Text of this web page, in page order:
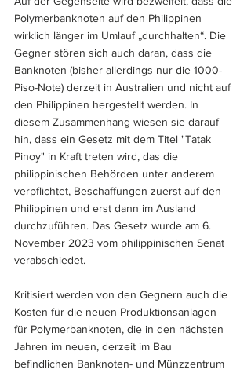
Polymerbanknoten auf den Philippinen
wirklich länger im Umlauf „durchhalten“. Die
Gegner stören sich auch daran, dass die
Banknoten (bisher allerdings nur die 1000-
Piso-Note) derzeit in Australien und nicht auf
den Philippinen hergestellt werden. In
diesem Zusammenhang wiesen sie darauf
hin, dass ein Gesetz mit dem Titel "Tatak
Pinoy" in Kraft treten wird, das die
philippinischen Behörden unter anderem
verpflichtet, Beschaffungen zuerst auf den
Philippinen und erst dann im Ausland
durchzuführen. Das Gesetz wurde am 6.
November 2023 vom philippinischen Senat
verabschiedet.
Kritisiert werden von den Gegnern auch die
Kosten für die neuen Produktionsanlagen
für Polymerbanknoten, die in den nächsten
Jahren im neuen, derzeit im Bau
befindlichen Banknoten- und Münzzentrum